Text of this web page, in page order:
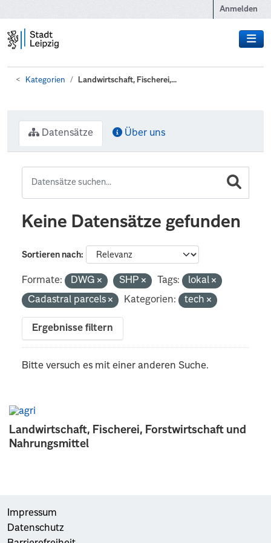
Anmelden
Kategorien Landwirtschaft, Fischerei,...
Landwirtschaft, Fischerei, Forstwirtschaft und
Nahrungsmittel
Datensätze Über uns
Keine Datensätze gefunden
Sortieren nach
Formate: DWG SHP Tags:
lokal
Cadastral parcels
Kategorien: tech
Ergebnisse filtern
Bitte versuch es mit einer anderen Suche.
Impressum
Datenschutz